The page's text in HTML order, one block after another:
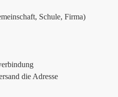
Schule, Firma)
die Adresse